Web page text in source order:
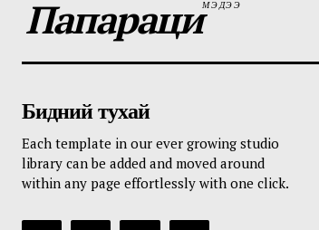
ПапарациМЭДЭЭ
Бидний тухай
Each template in our ever growing studio
library can be added and moved around
within any page effortlessly with one click.